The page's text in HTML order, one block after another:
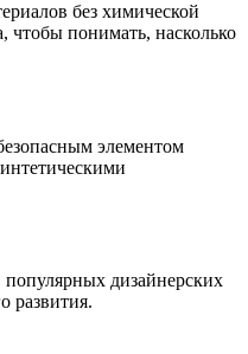
без химической
чтобы понимать, насколько
элементом
дизайнерских
развития.